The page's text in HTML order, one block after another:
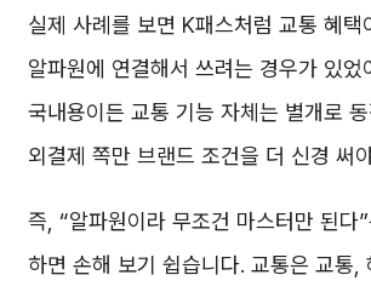
실제 사례를 보면 K패스처럼 교통 혜택
알파원에 연결해서 쓰려는 경우가 있었
국내용이든 교통 기능 자체는 별개로
외결제 쪽만 브랜드 조건을 더 신경 써
즉, “알파원이라 무조건 마스터만 된다
하면 손해 보기 쉽습니다. 교통은 교통,